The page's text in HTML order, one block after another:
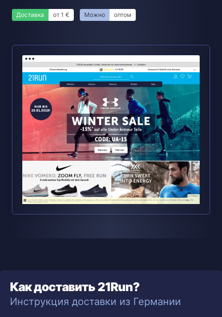
Доставка от 1 € Можно оптом
Как доставить 21Run?
Инструкция доставки из Германии